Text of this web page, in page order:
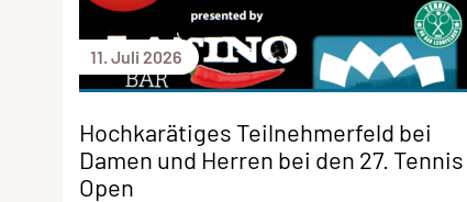
11. Juli 2026
Hochkarätiges Teilnehmerfeld bei
Damen und Herren bei den 27. Tennis
Open